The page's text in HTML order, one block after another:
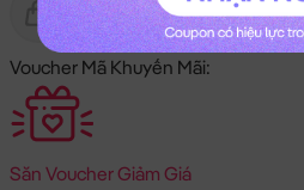
Gửi Tặng Hết Hàng
Voucher Mã Khuyến Mãi:
Săn Voucher Giảm Giá